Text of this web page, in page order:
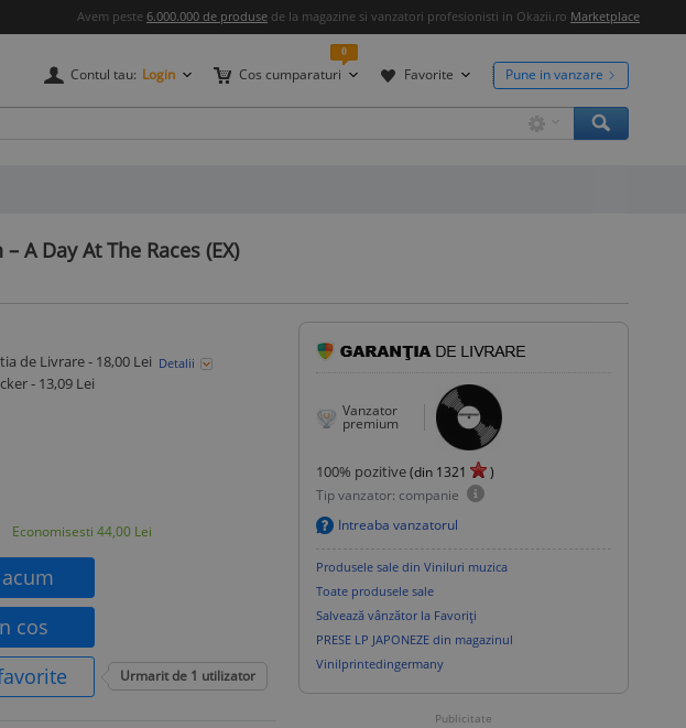
Avem peste 6.000.000 de produse de la magazine si vanzatori profesionisti in Okazii.ro Marketplace
Contul tau: Login Cos cumparaturi
0
Favorite Pune in vanzare
A Day At The Races (EX)
de Livrare - 18,00 Lei Detalii
- 13,09 Lei
Economisesti 44,00 Lei
cos
Urmarit de 1 utilizator
Vanzator
premium
100% pozitive(din 1321
)
Tip vanzator: companie
Intreaba vanzatorul
Produsele sale din Viniluri muzica
Toate produsele sale
Salvează vânzător la Favoriți
PRESE LP JAPONEZE din magazinul
Vinilprintedingermany
Publicitate